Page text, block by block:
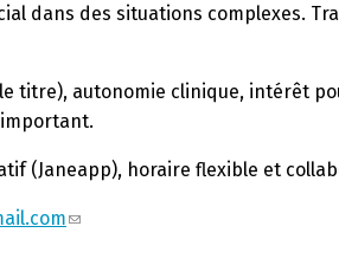
dans des situations complexes.
le titre), autonomie clinique, intérêt
important.
(Janeapp), horaire flexible et